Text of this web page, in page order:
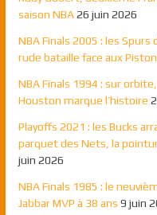
saison NBA 26 juin 2026
NBA Finals 2005 : les
rude bataille face aux
NBA Finals 1994 : sur
Houston marque l’histoire
Playoffs 2021 : les Bucks
parquet des Nets, la
juin 2026
NBA Finals 1985 : le
Jabbar MVP à 38 ans 9 juin